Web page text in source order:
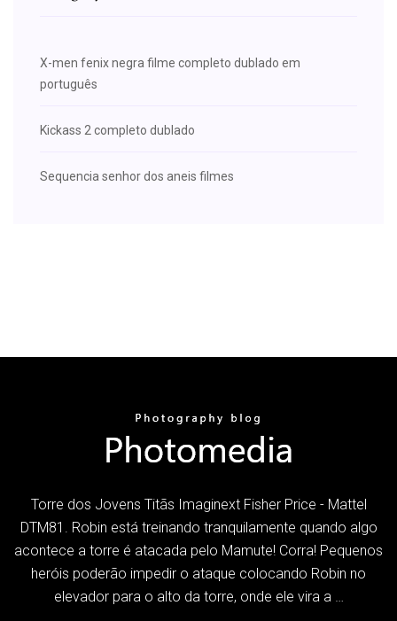
X-men fenix negra filme completo dublado em
português
Kickass 2 completo dublado
Sequencia senhor dos aneis filmes
Torre dos Jovens Titãs Imaginext Fisher Price - Mattel
DTM81. Robin está treinando tranquilamente quando algo
acontece a torre é atacada pelo Mamute! Corra! Pequenos
heróis poderão impedir o ataque colocando Robin no
elevador para o alto da torre, onde ele vira a …